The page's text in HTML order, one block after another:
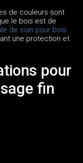
de couleurs sont
le bois est de
de soin pour bois
une protection et
pour
fin